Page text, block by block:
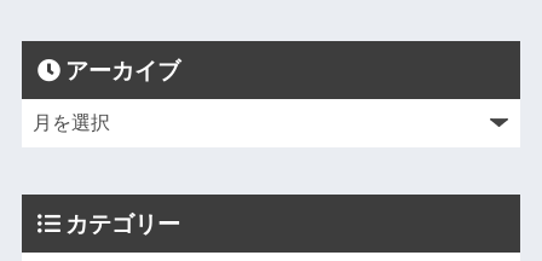
アーカイブ
カテゴリー